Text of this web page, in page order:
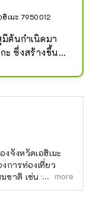
า ``การิว'' ด้วย
การิวอิน ฟูโระ
ถือเป็นผลงาน
ภูเขา แม่น้ำฮิจิ
ามของ
อกมาให้เห็น
ปในแต่ละ
ญาณแห่งชา''
น'' ที่ถูกลืมยัง
รยากาศภายใน
เมะ 7950012
ต้นกำเนิดมา
ะ ซึ่งสร้างขึ้น
ช่วงปลายยุคคา
ปราสาทแห่งนี้ก็
หลังจาก
งเวลาอัน
มืองปราสาทก็
ทโดะ ทากาโท
ซึ่งเป็นที่รู้จัก
ระดับ
าสุ คาโตะ
จังหวัดเอฮิเมะ
การท่องเที่ยว
ชาติ เช่น ทะเล
ภาพเมืองเก่าและ
more